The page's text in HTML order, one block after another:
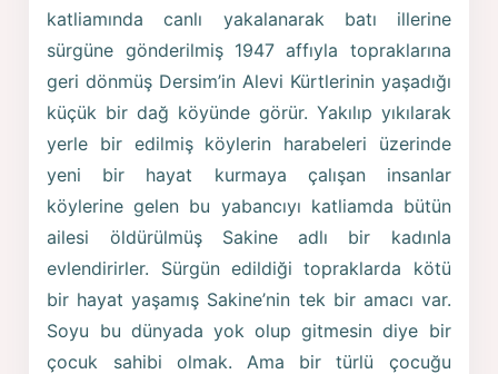
katliamında canlı yakalanarak batı illerine
sürgüne gönderilmiş 1947 affıyla topraklarına
geri dönmüş Dersim’in Alevi Kürtlerinin yaşadığı
küçük bir dağ köyünde görür. Yakılıp yıkılarak
yerle bir edilmiş köylerin harabeleri üzerinde
yeni bir hayat kurmaya çalışan insanlar
köylerine gelen bu yabancıyı katliamda bütün
ailesi öldürülmüş Sakine adlı bir kadınla
evlendirirler. Sürgün edildiği topraklarda kötü
bir hayat yaşamış Sakine’nin tek bir amacı var.
Soyu bu dünyada yok olup gitmesin diye bir
çocuk sahibi olmak. Ama bir türlü çocuğu